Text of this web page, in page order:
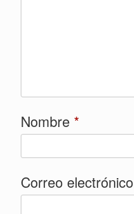
Nombre *
Correo electrónico